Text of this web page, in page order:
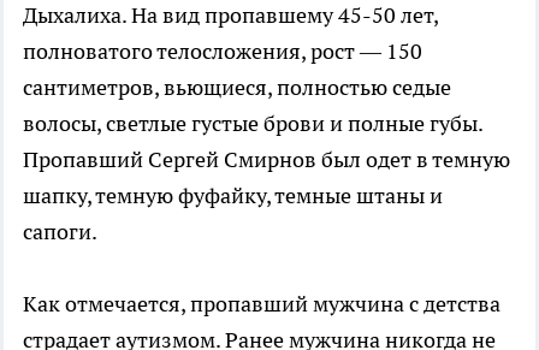
Дыхалиха. На вид пропавшему 45-50 лет,
полноватого телосложения, рост — 150
сантиметров, вьющиеся, полностью седые
волосы, светлые густые брови и полные губы.
Пропавший Сергей Смирнов был одет в темную
шапку, темную фуфайку, темные штаны и
сапоги.
Как отмечается, пропавший мужчина с детства
страдает аутизмом. Ранее мужчина никогда не